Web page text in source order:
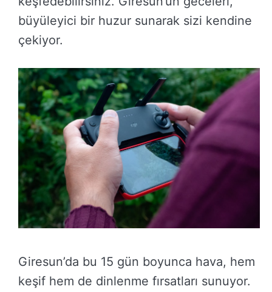
büyüleyici bir huzur sunarak sizi kendine
çekiyor.
Giresun’da bu 15 gün boyunca hava, hem
keşif hem de dinlenme fırsatları sunuyor.